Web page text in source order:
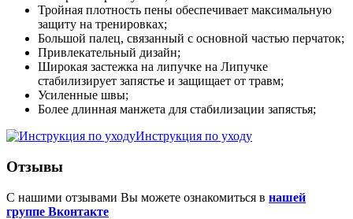
Тройная плотность пены обеспечивает максимальную
защиту на тренировках;
Большой палец, связанный с основной частью перчаток;
Привлекательный дизайн;
Широкая застежка на липучке на Липучке
стабилизирует запястье и защищает от травм;
Усиленные швы;
Более длинная манжета для стабилизации запястья;
Инструкция по уходу
Отзывы
С нашими отзывами Вы можете ознакомиться в нашей
группе Вконтакте